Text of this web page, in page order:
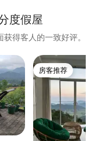
度假屋
得客人的一致好评。
房客推荐
房客推荐